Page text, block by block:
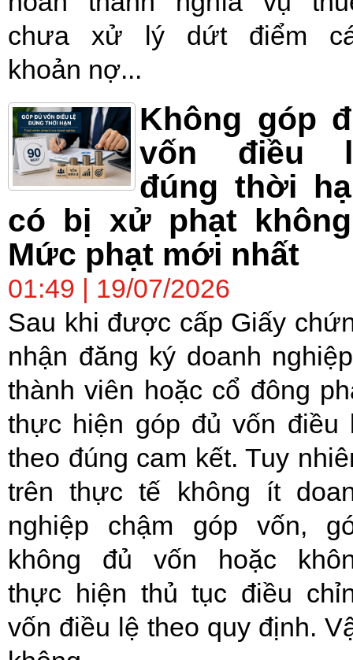
chưa xử lý dứt điểm
khoản nợ...
Không góp
vốn điều
đúng thời
có bị xử phạt
Mức phạt mới nhất
01:49 | 19/07/2026
Sau khi được cấp Giấy
nhận đăng ký doanh
thành viên hoặc cổ đông
thực hiện góp đủ vốn điều
theo đúng cam kết. Tuy
trên thực tế không ít
nghiệp chậm góp vốn,
không đủ vốn hoặc
thực hiện thủ tục điều
vốn điều lệ theo quy định.